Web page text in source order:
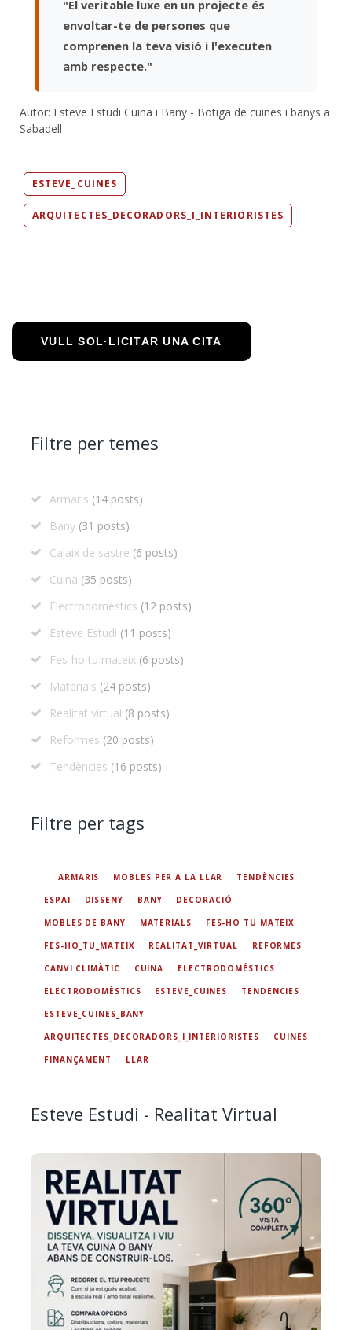
"El veritable luxe en un projecte és
envoltar-te de persones que
comprenen la teva visió i l'executen
amb respecte."
Autor: Esteve Estudi Cuina i Bany - Botiga de cuines i banys a
Sabadell
ESTEVE_CUINES
ARQUITECTES_DECORADORS_I_INTERIORISTES
VULL SOL·LICITAR UNA CITA
Filtre per temes
Armaris (14 posts)
Bany (31 posts)
Calaix de sastre (6 posts)
Cuina (35 posts)
Electrodomèstics (12 posts)
Esteve Estudi (11 posts)
Fes-ho tu mateix (6 posts)
Materials (24 posts)
Realitat virtual (8 posts)
Reformes (20 posts)
Tendències (16 posts)
Filtre per tags
ARMARIS MOBLES PER A LA LLAR TENDÈNCIES
ESPAI DISSENY BANY DECORACIÓ
MOBLES DE BANY MATERIALS FES-HO TU MATEIX
FES-HO_TU_MATEIX REALITAT_VIRTUAL REFORMES
CANVI CLIMÀTIC CUINA ELECTRODOMÉSTICS
ELECTRODOMÈSTICS ESTEVE_CUINES TENDENCIES
ESTEVE_CUINES_BANY
ARQUITECTES_DECORADORS_I_INTERIORISTES CUINES
FINANÇAMENT LLAR
Esteve Estudi - Realitat Virtual